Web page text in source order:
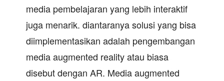
media pembelajaran yang lebih interaktif
juga menarik. diantaranya solusi yang bisa
diimplementasikan adalah pengembangan
media augmented reality atau biasa
disebut dengan AR. Media augmented